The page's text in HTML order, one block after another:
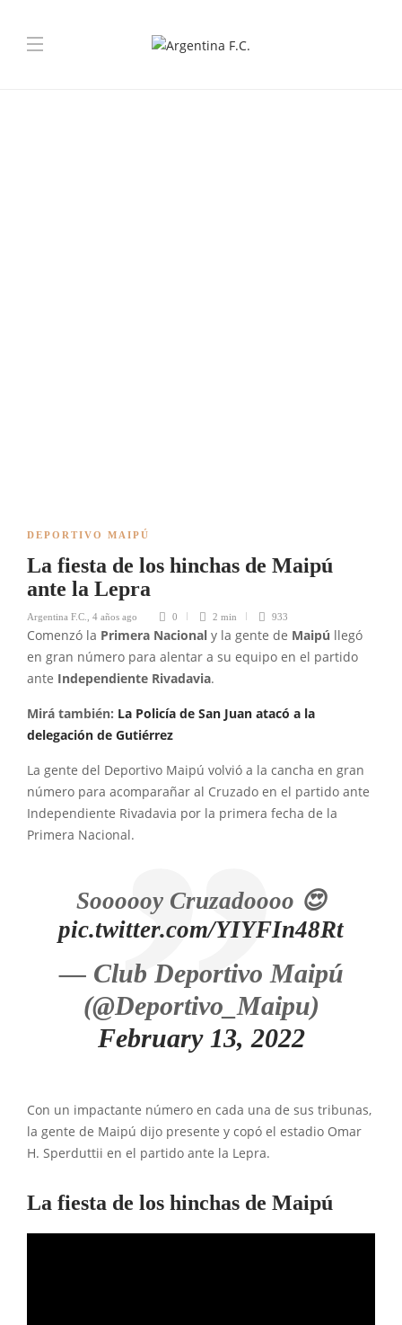
DEPORTIVO MAIPÚ
La fiesta de los hinchas de Maipú
ante la Lepra
Argentina F.C. 4 años ago 0 2 min 933
Comenzó la Primera Nacional y la gente de Maipú llegó
en gran número para alentar a su equipo en el partido
ante Independiente Rivadavia.
Mirá también: La Policía de San Juan atacó a la
delegación de Gutiérrez
La gente del Deportivo Maipú volvió a la cancha en gran
número para acomparañar al Cruzado en el partido ante
Independiente Rivadavia por la primera fecha de la
Primera Nacional.
Soooooy Cruzadoooo 😍
pic.twitter.com/YIYFIn48Rt
— Club Deportivo Maipú
(@Deportivo_Maipu)
February 13, 2022
Con un impactante número en cada una de sus tribunas,
la gente de Maipú dijo presente y copó el estadio Omar
H. Sperduttii en el partido ante la Lepra.
La fiesta de los hinchas de Maipú